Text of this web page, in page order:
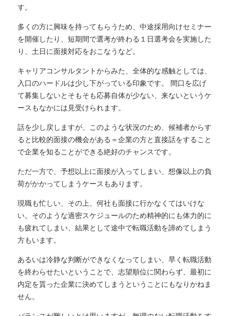
す。
多くの方に興味を持ってもらうため、中途採用向けセミナー
を開催したり、短期間で選考が終わる１日選考会を実施した
り、土日に面接対応をおこなうなど。
キャリアコンサルタントからみた、全体的な感触としては、
入口のハードルは少し下がっている印象です。 間口を広げ
て募集しないとそもそも応募自体が少ない、来ないというケ
ースもなかには見受けられます。
話を少し戻しますが、このような状況のため、候補者からす
ると比較的面接の機会がある＝企業の方と直接話をすること
で企業を知ることができる絶好のチャンスです。
ただ一方で、予想以上に面接が入ってしまい、想像以上の負
荷がかかってしまうケースもあります。
現職も忙しい、その上、何社も面接に行かなくてはいけな
い。そのような過密スケジュールのため精神的にも体力的に
も疲れてしまい、結果として途中で転職活動を諦めてしまう
方もいます。
あるいは冷静な判断ができなくなってしまい、早く転職活動
を終わらせたいということで、志望順位に関わらず、最初に
内定を貰った企業に決めてしまうということにもなりかねま
せん。